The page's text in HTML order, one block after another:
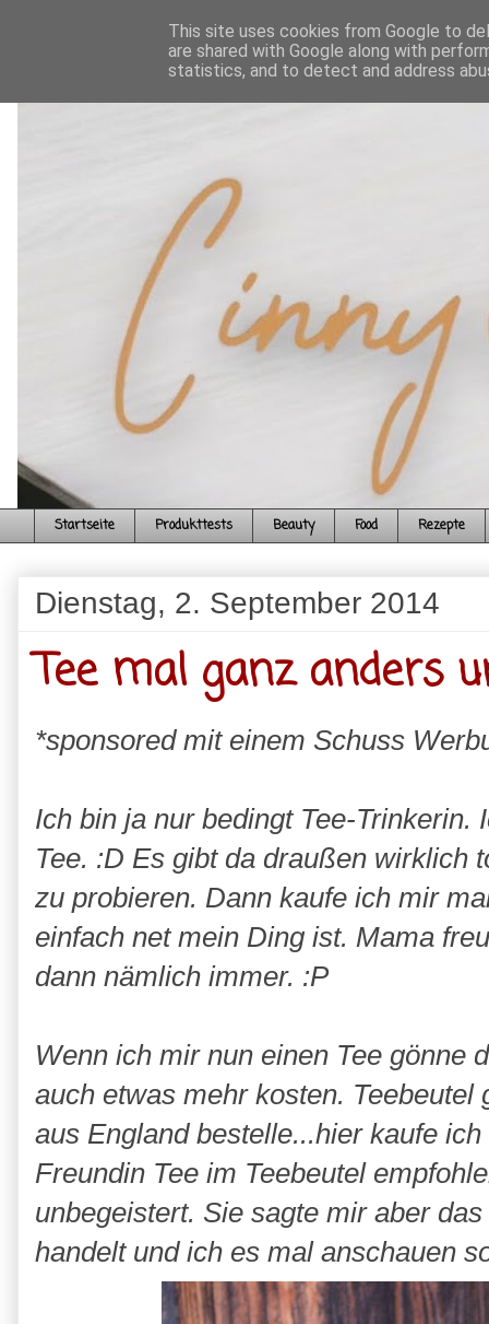
Startseite Produkttests Beauty Food Rezepte
Dienstag, 2. September 2014
Tee mal ganz anders
*sponsored mit einem Schuss
Ich bin ja nur bedingt Tee-
Tee. :D Es gibt da draußen wirklich
zu probieren. Dann kaufe ich mir
einfach net mein Ding ist. Mama
dann nämlich immer. :P
Wenn ich mir nun einen Tee gönne
auch etwas mehr kosten.
aus England bestelle...hier kaufe
Freundin Tee im Teebeutel
unbegeistert. Sie sagte mir aber
handelt und ich es mal anschauen
This site uses cookies from Google to
are shared with Google along with
statistics, and to detect and address